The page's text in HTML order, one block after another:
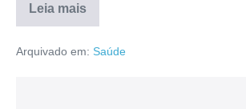
Leia mais
Arquivado em: Saúde